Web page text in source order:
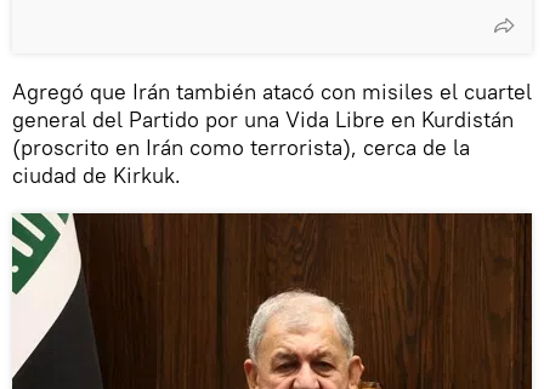
Agregó que Irán también atacó con misiles el cuartel
general del Partido por una Vida Libre en Kurdistán
(proscrito en Irán como terrorista), cerca de la
ciudad de Kirkuk.